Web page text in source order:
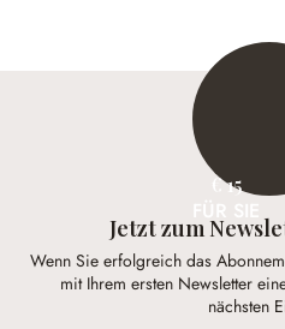
€ 15
Jetzt zum
Wenn Sie erfolgreich das
mit Ihrem ersten Newsletter
nächsten